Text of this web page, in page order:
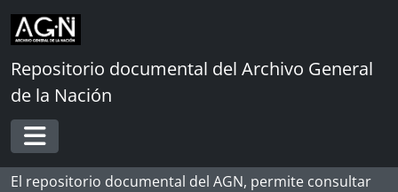
Skip to main content
Repositorio documental del Archivo General
de la Nación
Toggle navigation
El repositorio documental del AGN, permite consultar